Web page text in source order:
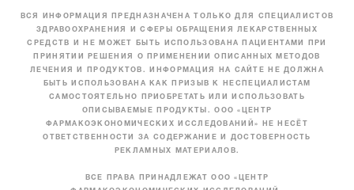
ВСЯ ИНФОРМАЦИЯ ПРЕДНАЗНАЧЕНА ТОЛЬКО ДЛЯ СПЕЦИАЛИСТОВ
ЗДРАВООХРАНЕНИЯ И СФЕРЫ ОБРАЩЕНИЯ ЛЕКАРСТВЕННЫХ
СРЕДСТВ И НЕ МОЖЕТ БЫТЬ ИСПОЛЬЗОВАНА ПАЦИЕНТАМИ ПРИ
ПРИНЯТИИ РЕШЕНИЯ О ПРИМЕНЕНИИ ОПИСАННЫХ МЕТОДОВ
ЛЕЧЕНИЯ И ПРОДУКТОВ. ИНФОРМАЦИЯ НА САЙТЕ НЕ ДОЛЖНА
БЫТЬ ИСПОЛЬЗОВАНА КАК ПРИЗЫВ К НЕСПЕЦИАЛИСТАМ
САМОСТОЯТЕЛЬНО ПРИОБРЕТАТЬ ИЛИ ИСПОЛЬЗОВАТЬ
ОПИСЫВАЕМЫЕ ПРОДУКТЫ. ООО «ЦЕНТР
ФАРМАКОЭКОНОМИЧЕСКИХ ИССЛЕДОВАНИЙ» НЕ НЕСЁТ
ОТВЕТСТВЕННОСТИ ЗА СОДЕРЖАНИЕ И ДОСТОВЕРНОСТЬ
РЕКЛАМНЫХ МАТЕРИАЛОВ.
ВСЕ ПРАВА ПРИНАДЛЕЖАТ ООО «ЦЕНТР